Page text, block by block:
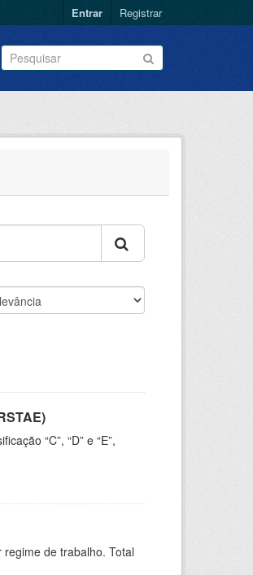
Entrar Registrar
“C”, “D” e “E”,
de trabalho. Total